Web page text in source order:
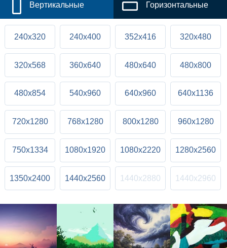
Вертикальные Горизонтальные
240x320 240x400 352x416 320x480
320x568 360x640 480x640 480x800
480x854 540x960 640x960 640x1136
720x1280 768x1280 800x1280 960x1280
750x1334 1080x1920 1080x2220 1280x2560
1350x2400 1440x2560 1440x2880 1440x2960